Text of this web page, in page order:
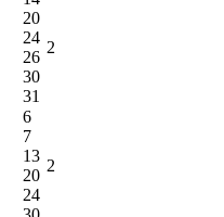
20
24
26
30
31
2
6
7
13
20
24
2